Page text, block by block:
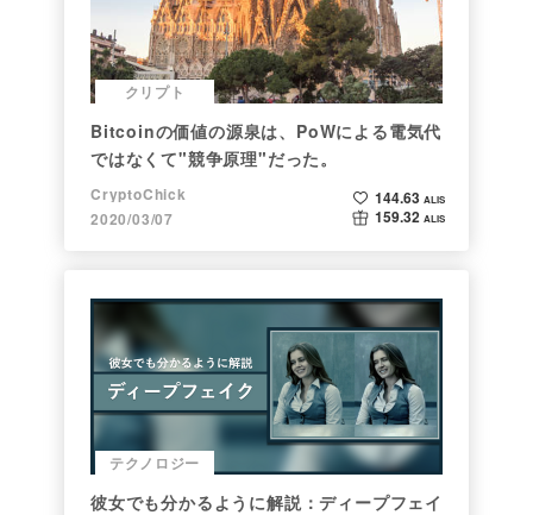
クリプト
Bitcoinの価値の源泉は、PoWによる電気代
ではなくて"競争原理"だった。
CryptoChick
2020/03/07
144.63 ALIS
159.32 ALIS
テクノロジー
彼女でも分かるように解説：ディープフェイ